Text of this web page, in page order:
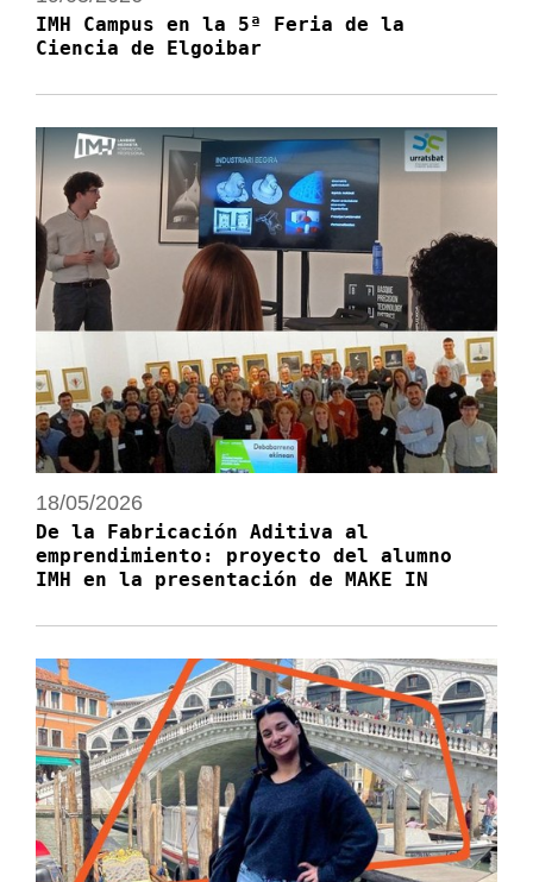
IMH Campus en la 5ª Feria de la
Ciencia de Elgoibar
18/05/2026
De la Fabricación Aditiva al
emprendimiento: proyecto del alumno
IMH en la presentación de MAKE IN